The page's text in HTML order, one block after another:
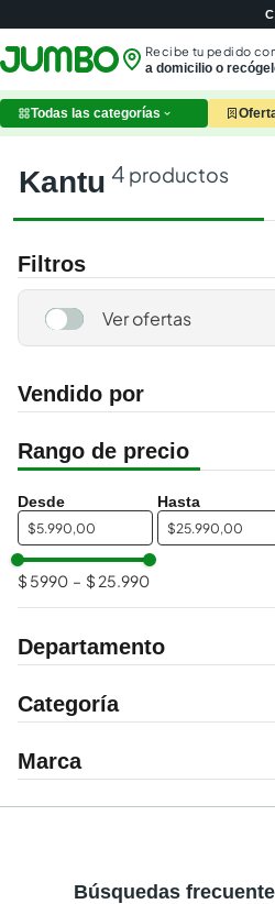
Recibe tu pedido
a domicilio o
Todas las categorías
kantu 4 productos
Filtros
Marca
KANTU
Departamento
pisos y paredes
Categoría
decorados
Vendido por
marketplace
$ $
$ 5990 – $ 25.990
Búsquedas